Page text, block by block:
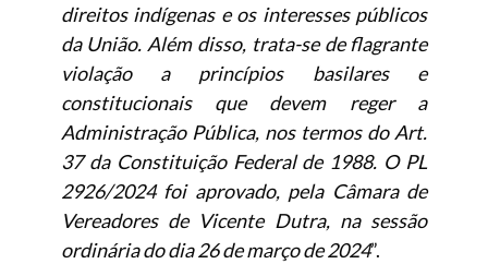
direitos indígenas e os interesses públicos
da União. Além disso, trata-se de flagrante
violação a princípios basilares e
constitucionais que devem reger a
Administração Pública, nos termos do Art.
37 da Constituição Federal de 1988. O PL
2926/2024 foi aprovado, pela Câmara de
Vereadores de Vicente Dutra, na sessão
ordinária do dia 26 de março de 2024”.